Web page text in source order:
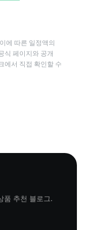
에 따른 일정액의
식 페이지와 공개
에서 직접 확인할 수
품 추천 블로그.